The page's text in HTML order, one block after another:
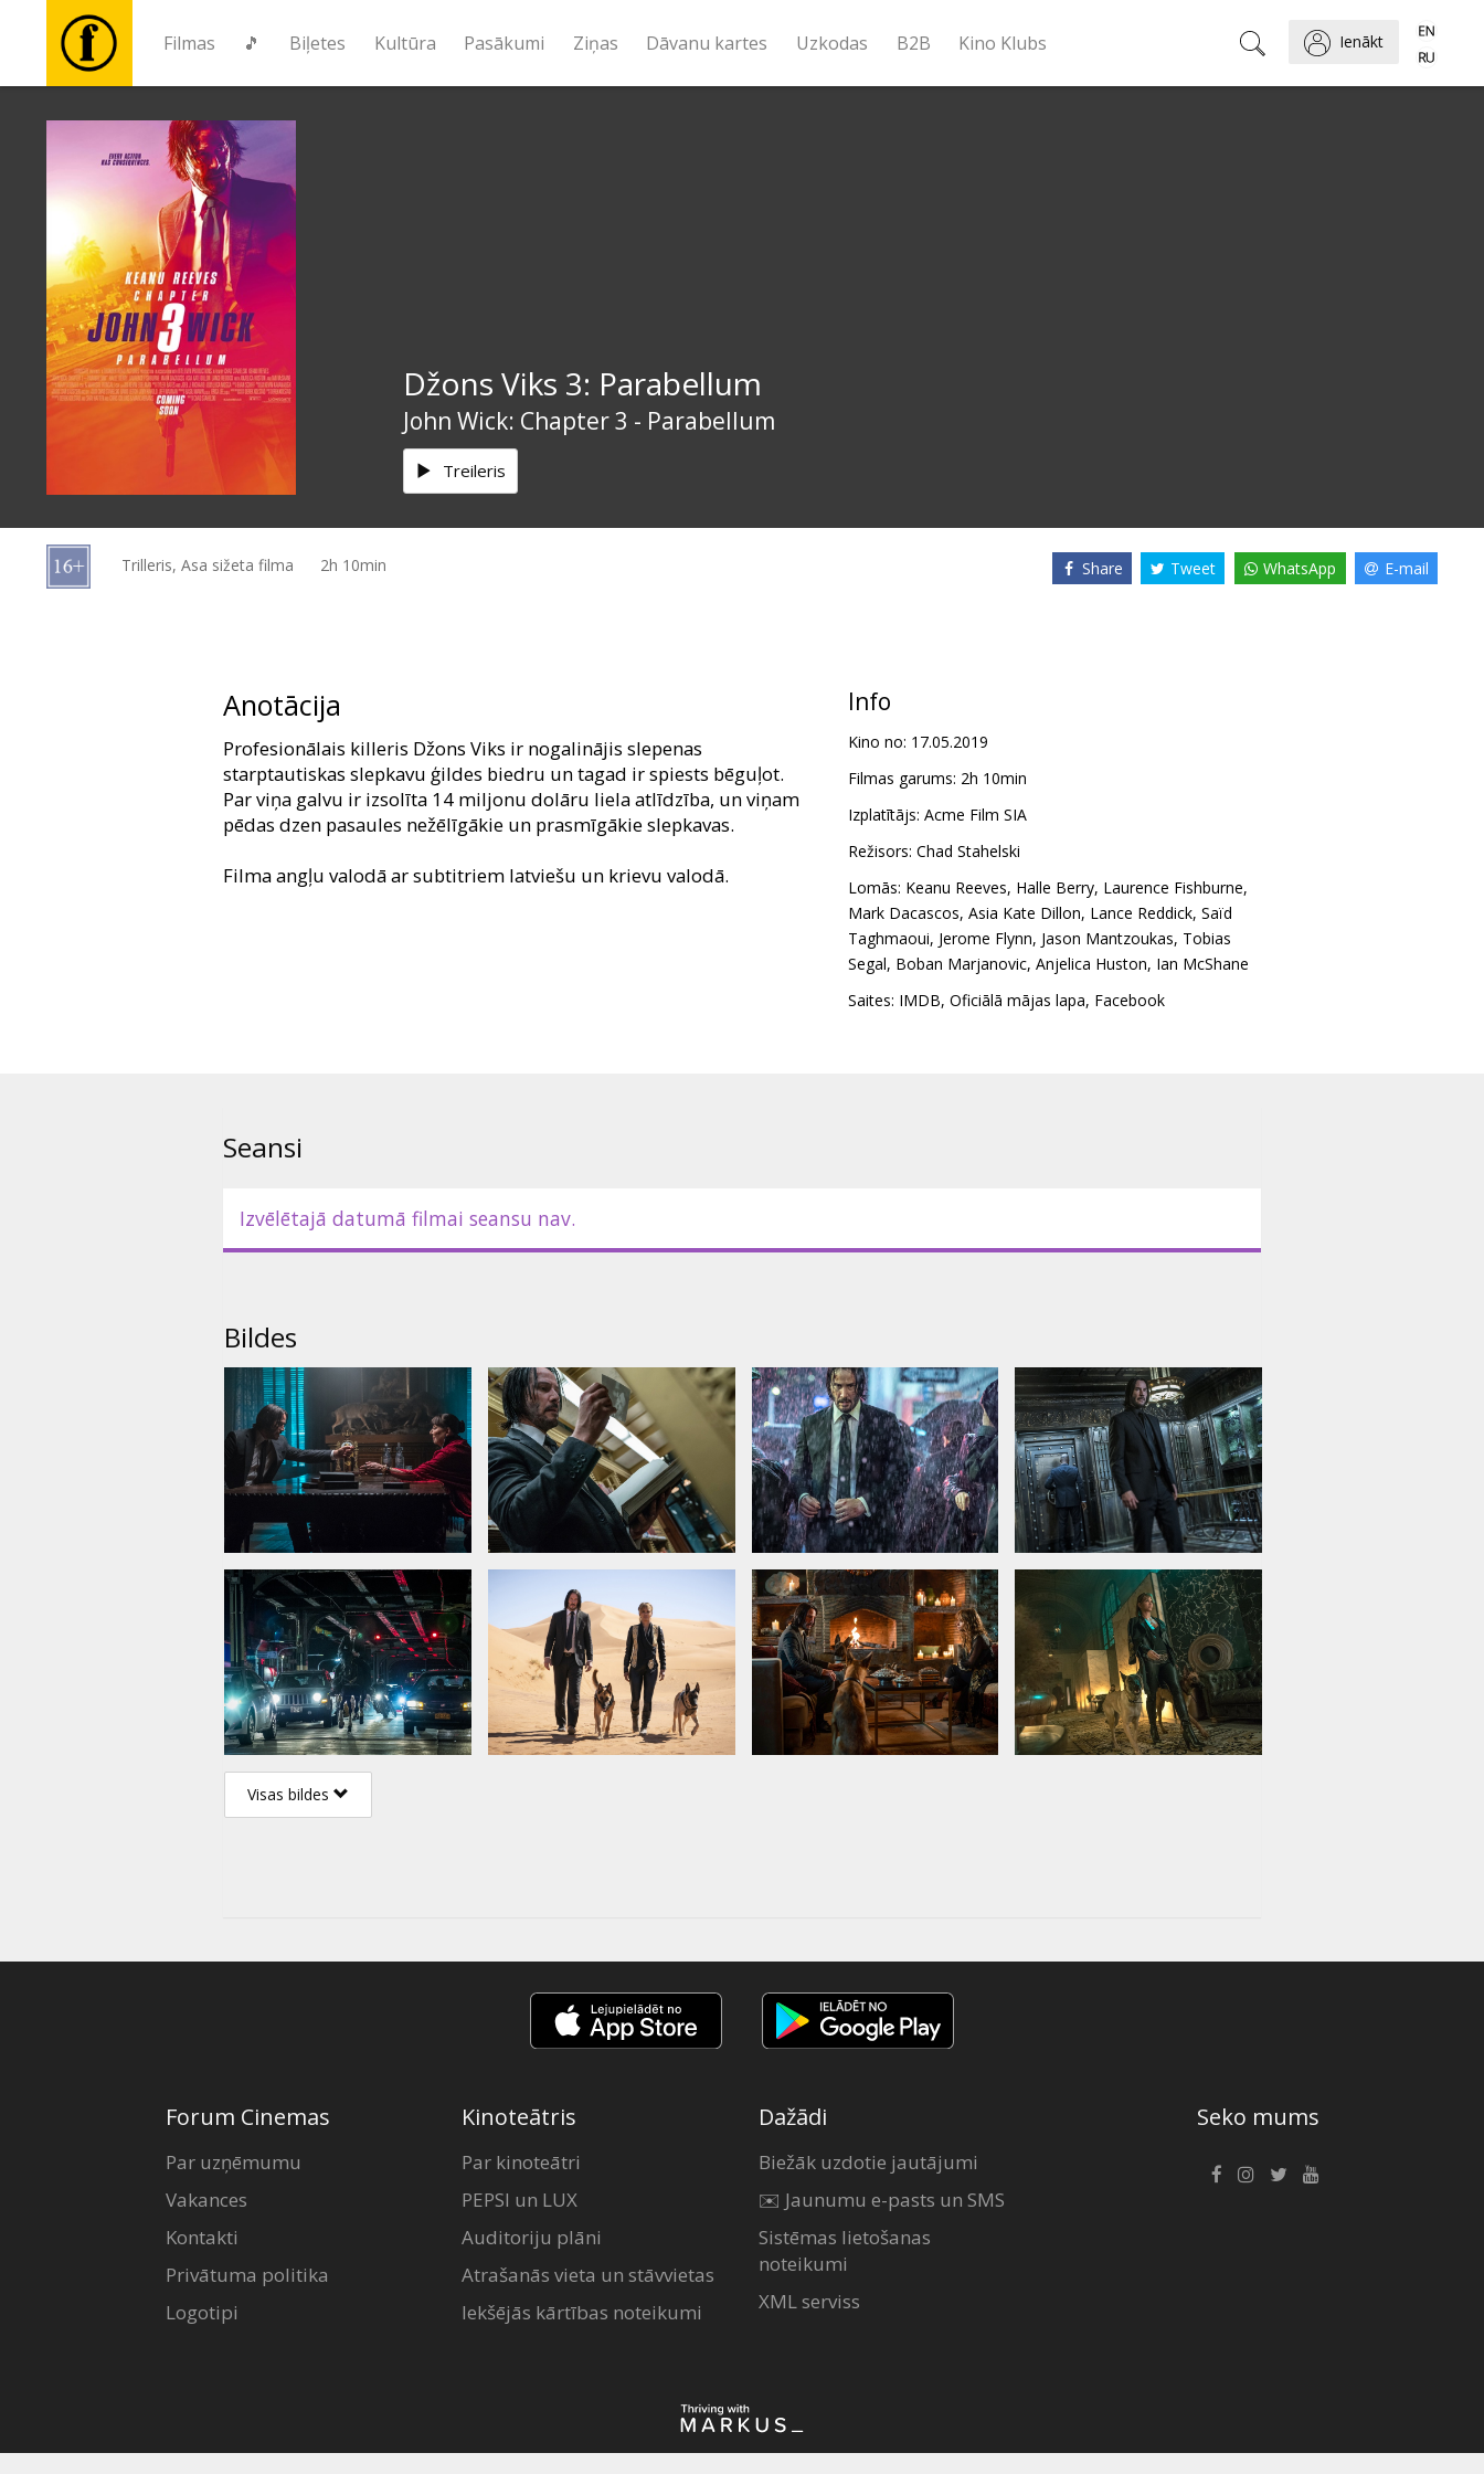
Filmas 🎵 Biļetes Kultūra Pasākumi Ziņas Dāvanu kartes Uzkodas B2B Kino Klubs Ienākt
Filmas
🎵
Biļetes
Kultūra
Pasākumi
kartes
Džons Viks 3: Parabellum
John Wick: Chapter 3 - Parabellum
Treileris
Trilleris, Asa sižeta filma 2h 10min Share Tweet WhatsApp E-mail
Anotācija
Profesionālais killeris Džons Viks ir nogalinājis slepenas
starptautiskas slepkavu ģildes biedru un tagad ir spiests bēguļot.
Par viņa galvu ir izsolīta 14 miljonu dolāru liela atlīdzība, un viņam
pēdas dzen pasaules nežēlīgākie un prasmīgākie slepkavas.
Filma angļu valodā ar subtitriem latviešu un krievu valodā.
Info
Kino no: 17.05.2019
Filmas garums: 2h 10min
Izplatītājs: Acme Film SIA
Režisors: Chad Stahelski
Lomās: Keanu Reeves, Halle Berry, Laurence Fishburne,
Mark Dacascos, Asia Kate Dillon, Lance Reddick, Saïd
Taghmaoui, Jerome Flynn, Jason Mantzoukas, Tobias
Segal, Boban Marjanovic, Anjelica Huston, Ian McShane
Saites: IMDB, Oficiālā mājas lapa, Facebook
Seansi
Izvēlētajā datumā filmai seansu nav.
Bildes
Visas bildes
Forum Cinemas
Par uzņēmumu
Vakances
Kontakti
Privātuma politika
Logotipi
Kinoteātris
Par kinoteātri
PEPSI un LUX
Auditoriju plāni
Atrašanās vieta un stāvvietas
Iekšējās kārtības noteikumi
Dažādi
Biežāk uzdotie jautājumi
✉️ Jaunumu e-pasts un SMS
Sistēmas lietošanas
noteikumi
XML serviss
Seko mums